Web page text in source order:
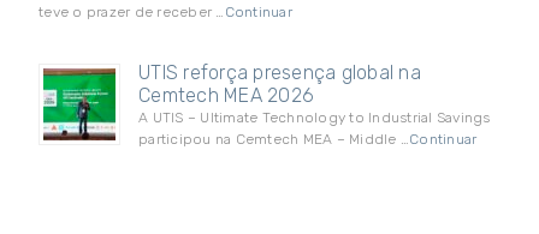
teve o prazer de receber …
Continuar
UTIS reforça presença global na
Cemtech MEA 2026
A UTIS – Ultimate Technology to Industrial Savings
participou na Cemtech MEA – Middle … Continuar